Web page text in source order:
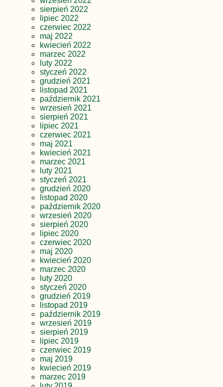
sierpień 2022
lipiec 2022
czerwiec 2022
maj 2022
kwiecień 2022
marzec 2022
luty 2022
styczeń 2022
grudzień 2021
listopad 2021
październik 2021
wrzesień 2021
sierpień 2021
lipiec 2021
czerwiec 2021
maj 2021
kwiecień 2021
marzec 2021
luty 2021
styczeń 2021
grudzień 2020
listopad 2020
październik 2020
wrzesień 2020
sierpień 2020
lipiec 2020
czerwiec 2020
maj 2020
kwiecień 2020
marzec 2020
luty 2020
styczeń 2020
grudzień 2019
listopad 2019
październik 2019
wrzesień 2019
sierpień 2019
lipiec 2019
czerwiec 2019
maj 2019
kwiecień 2019
marzec 2019